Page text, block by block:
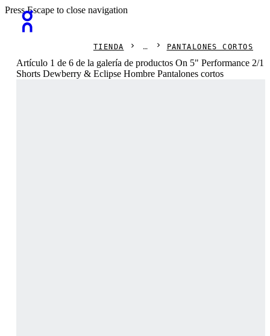
Press Escape to close navigation
TIENDA PANTALONES CORTOS
Artículo 1 de 6 de la galería de productos On 5" Performance 2/1
Shorts Dewberry & Eclipse Hombre Pantalones cortos